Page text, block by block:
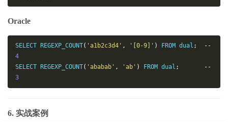
Oracle
SELECT REGEXP_COUNT( 'a1b2c3d4' , '[0-9]' ) FROM dual ;
--
4
SELECT REGEXP_COUNT( 'ababab' , 'ab' ) FROM dual ;
--
3
6. 实战案例